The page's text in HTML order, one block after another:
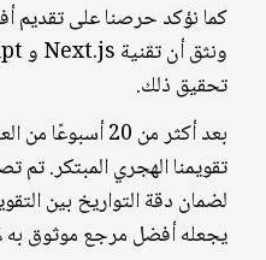
كما نؤكد حرصنا على تقديم
تحقيق ذلك.
بعد أكثر من 20
تقويمنا الهجري المبتكر. تم
لضمان دقة التواريخ بين
يجعله أفضل مرجع موثوق به